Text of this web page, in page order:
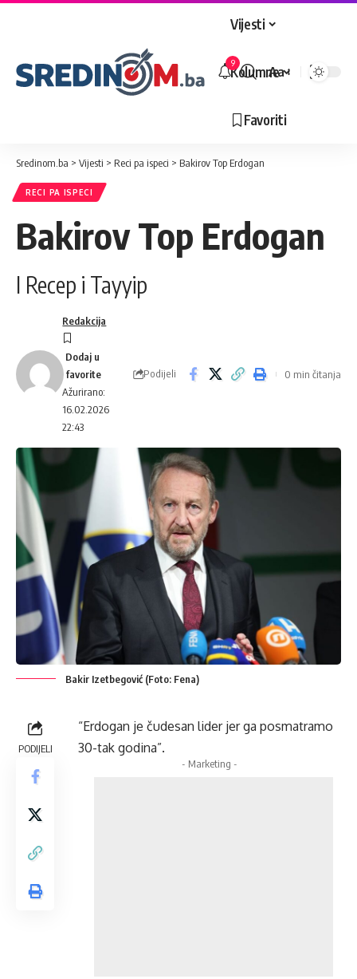
Vijesti
Kolumne
Favoriti
9
Veličina
Aa
Sredinom.ba > Vijesti > Reci pa ispeci > Bakirov Top Erdogan
RECI PA ISPECI
Bakirov Top Erdogan
I Recep i Tayyip
Ažurirano:
16.02.2026
22:43
Redakcija
Podijeli 0 min čitanja
Bakir Izetbegović (Foto: Fena)
PODIJELI
“Erdogan je čudesan lider jer ga posmatramo
30-tak godina”.
- Marketing -